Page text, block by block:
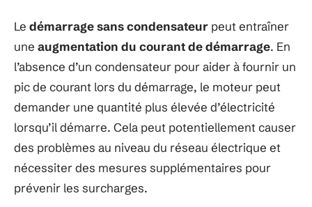
Le démarrage sans condensateur peut entraîner
une augmentation du courant de démarrage. En
l’absence d’un condensateur pour aider à fournir un
pic de courant lors du démarrage, le moteur peut
demander une quantité plus élevée d’électricité
lorsqu’il démarre. Cela peut potentiellement causer
des problèmes au niveau du réseau électrique et
nécessiter des mesures supplémentaires pour
prévenir les surcharges.